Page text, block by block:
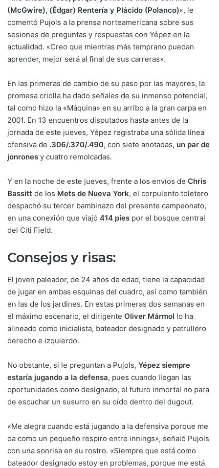
(McGwire), (Édgar) Rentería y Plácido (Polanco)«, le
comentó Pujols a la prensa norteamericana sobre sus
sesiones de preguntas y respuestas con Yépez en la
actualidad. «Creo que mientras más temprano puedan
aprender, mejor será al final de sus carreras».
En las primeras de cambio de su paso por las mayores, la
promesa criolla ha dado señales de su inmenso potencial,
tal como hizo la «Máquina» en su arribo a la gran carpa en
2001. En 13 encuentros disputados hasta antes de la
jornada de este jueves, Yépez registraba una sólida línea
ofensiva de .306/.370/.490, con siete anotadas, un par de
jonrones y cuatro remolcadas.
Y en la noche de este jueves, frente a los envíos de Chris
Bassitt de los Mets de Nueva York, el corpulento toletero
despachó su tercer bambinazo del presente campeonato,
en una conexión que viajó 414 pies por el bosque central
del Citi Field.
Consejos y risas:
El joven paleador, de 24 años de edad, tiene la capacidad
de jugar en ambas esquinas del cuadro, así como también
en las de los jardines. En estas primeras dos semanas en
el máximo escenario, el dirigente Oliver Mármol lo ha
alineado como inicialista, bateador designado y patrullero
derecho e izquierdo.
No obstante, si le preguntan a Pujols, Yépez siempre
estaría jugando a la defensa, pues cuando llegan las
oportunidades como designado, el futuro inmortal no para
de escuchar un susurro en su oído dentro del dugout.
«Me alegra cuando está jugando a la defensiva porque me
da como un pequeño respiro entre innings», señaló Pujols
con una sonrisa en su rostro. «Siempre que está como
bateador designado estoy en problemas, porque me está